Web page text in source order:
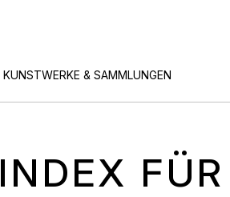
KUNSTWERKE & SAMMLUNGEN
INDEX